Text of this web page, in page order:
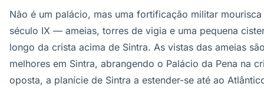
Não é um palácio, mas uma fortificação militar
século IX — ameias, torres de vigia e uma pequena
longo da crista acima de Sintra. As vistas das ameias
melhores em Sintra, abrangendo o Palácio da Pena na
oposta, a planície de Sintra a estender-se até ao